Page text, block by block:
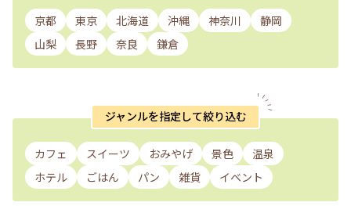
京都 東京 北海道 沖縄 神奈川
静岡
山梨
長野 奈良 鎌倉
ジャンルを指定して絞り込む
カフェ スイーツ おみやげ 景色
温泉
ホテル
ごはん パン 雑貨 イベント